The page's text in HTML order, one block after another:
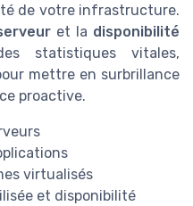
de votre infrastructure.
et la disponibilité
statistiques vitales,
mettre en surbrillance
proactive.
virtualisés
et disponibilité